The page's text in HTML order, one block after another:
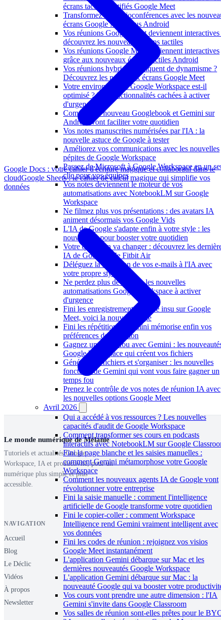
écrans tactiles certifiés Google Meet
Transformez vos visioconférences avec les
écrans Google Meet sous Android
Vos réunions Google Meet deviennent interactives
découvrez les nouveaux écrans tactiles
Vos réunions Google Meet deviennent interactives
grâce aux nouveaux écrans tactiles Android
Vos réunions hybrides manquent de dynamisme ?
Découvrez les nouveaux écrans Google Meet
Votre environnement Google Workspace est-il
optimisé ? Les fonctionnalités cachées à activer
d'urgence
Comment le nouveau Googlebook et Gemini sur
Android vont faciliter votre quotidien
Vos notes manuscrites numérisées par l'IA : la
nouvelle astuce de Google à tester
Améliorez vos communications avec les nouvelles
pépites de Google Workspace
Passez de Microsoft à Google Workspace en un
clic pour vos équipes
Vos notes deviennent le moteur de vos
automatisations avec NotebookLM sur Google
Workspace
Ne filmez plus vos présentations : des avatars IA
animent désormais vos Google Vids
L'IA de Google s'adapte enfin à votre style : les
nouveautés pour booster votre quotidien
Votre quotidien va changer : découvrez les
IA de Google et le Fitbit Air
Déléguez la rédaction de vos e-mails à l'IA avec
votre propre style
Ne perdez plus de temps : les nouvelles
automatisations Google Workspace à activer
d'urgence
Fini les enregistrements à votre insu sur Google
Meet, voici la nouvelle règle
Fini les répétitions : Gemini mémorise enfin vos
préférences de rédaction
Gagnez un temps fou avec Gemini : les
Google Workspace qui créent vos fichiers
Générer des fichiers et s'organiser : les nouvelles
fonctions de Gemini qui vont vous faire gagner un
temps fou
Prenez le contrôle de vos notes de réunion IA avec
les nouvelles options Google Meet
Avril 2026
Qui a accédé à vos ressources ? Les nouvelles
capacités d'audit de Google Workspace
Comment transformer ses cours en podcasts
interactifs avec NotebookLM sur Google
Fini la page blanche et les saisies manuelles :
comment Gemini métamorphose votre Google
Workspace
Comment les nouveaux agents IA de Google vont
révolutionner votre entreprise
Fini la saisie manuelle : comment l'intelligence
artificielle de Google transforme votre quotidien
Fini le copier-coller : comment Workspace
Intelligence rend Gemini vraiment intelligent avec
vos données
Fini les codes de réunion : rejoignez vos visios
Google Meet instantanément
L'application Gemini débarque sur Mac et les
dernières nouveautés Google Workspace
L'application Gemini débarque sur Mac : la
nouveauté Google qui va booster votre
Vos cours vont prendre une autre dimension : l'IA
Gemini s'invite dans Google Classroom
Vos salles de réunion sont-elles prêtes pour le
Google Docs : votre cahier d'écriture magique et collaboratif dans le
cloudGoogle Sheets : le cahier de calcul magique qui simplifie vos
données
Le monde numérique de Mélanie
Tutoriels et actualités Google
Workspace, IA et productivité, pour un
numérique plus simple et plus
accessible.
NAVIGATION
Accueil
Blog
Le Déclic
Vidéos
À propos
Newsletter